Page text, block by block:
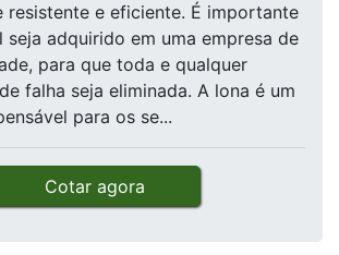
resistente e eficiente. É importante
seja adquirido em uma empresa de
para que toda e qualquer
falha seja eliminada. A lona é um
para os se...
Cotar agora